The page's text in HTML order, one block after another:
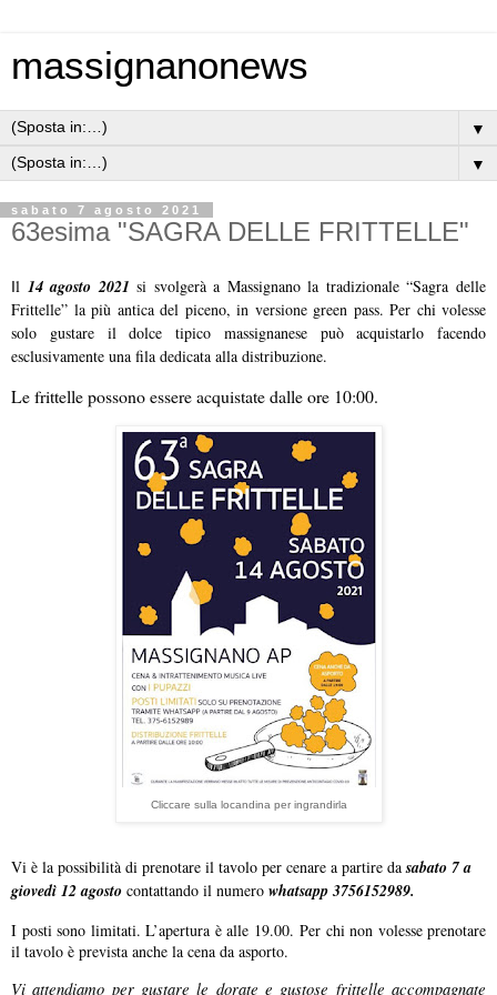
massignanonews
▼
▼
sabato 7 agosto 2021
63esima "SAGRA DELLE FRITTELLE"
Il 14 agosto 2021 si svolgerà a Massignano la tradizionale “Sagra delle
Frittelle” la più antica del piceno, in versione green pass. Per chi volesse
solo gustare il dolce tipico massignanese può acquistarlo facendo
esclusivamente una fila dedicata alla distribuzione.
Le frittelle possono essere acquistate dalle ore 10:00.
Cliccare sulla locandina per ingrandirla
Vi è la possibilità di prenotare il tavolo per cenare a partire dasabato 7 a
giovedì 12 agosto contattando il numero whatsapp 3756152989.
I posti sono limitati. L’apertura è alle 19.00. Per chi non volesse prenotare
il tavolo è prevista anche la cena da asporto.
Vi attendiamo per gustare le dorate e gustose frittelle accompagnate